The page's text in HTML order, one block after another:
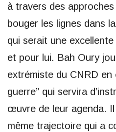
à travers des
bouger les lignes dans
qui serait une
et pour lui. Bah Oury
extrémiste du CNRD en
guerre” qui servira
œuvre de leur agenda.
même trajectoire qui a